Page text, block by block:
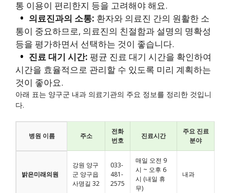
통 이용이 편리한지 등을 고려해야 해요.
의료진과의 소통: 환자와 의료진 간의 원활한 소
통이 중요하므로, 의료진의 친절함과 설명의 명확성
등을 평가하면서 선택하는 것이 좋습니다.
진료 대기 시간: 평균 진료 대기 시간을 확인하여
시간을 효율적으로 관리할 수 있도록 미리 계획하는
것이 좋아요.
아래 표는 양구군 내과 의료기관의 주요 정보를 정리한 것입니
다.
병원 이름 주소
전화
번호
진료시간
주요 진료
분야
밝은미래의원
강원 양구
군 양구읍
사명길 32
033-
481-
2575
매일 오전 9
시 ~ 오후 6
시 (내일 휴
무)
내과